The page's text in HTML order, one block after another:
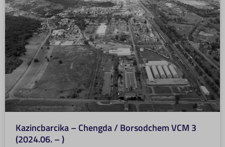
Kazincbarcika – Chengda / Borsodchem VCM 3
(2024.06. – )
omes.hu
www.omes.hu
Részletek megjelenítése
fonts.gstatic.com
maps.google.com
Egyéb szolgáltatások
Ez a kategória minden olyan sütit, domaint és szolgáltatást
magában foglal, amelyek nem tartoznak a megadott kategóriákba,
vagy amelyeket nem kategorizáltak.
Részletek megjelenítése
__mp_opt_in_out_*
lang
ssm_au_c
www.gstatic.com